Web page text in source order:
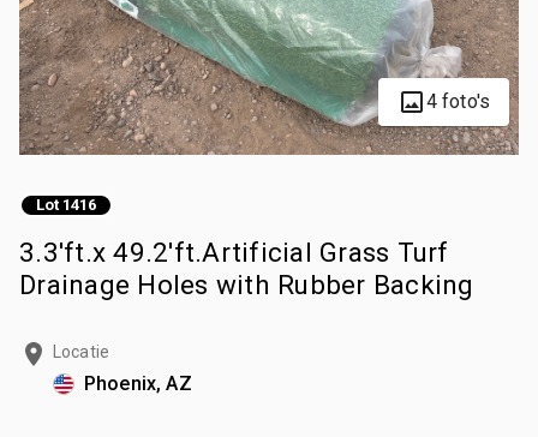
4 foto's
Lot 1416
3.3'ft.x 49.2'ft.Artificial Grass Turf
Drainage Holes with Rubber Backing
Locatie
Phoenix, AZ